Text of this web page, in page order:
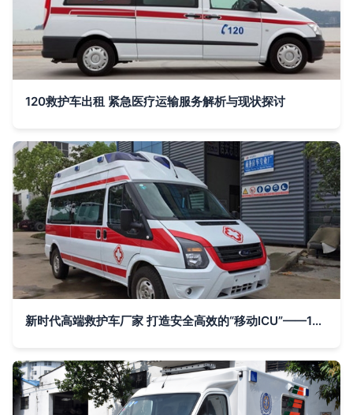
120救护车出租 紧急医疗运输服务解析与现状探讨
新时代高端救护车厂家 打造安全高效的“移动ICU”——120抢救车与救护车的革新之路